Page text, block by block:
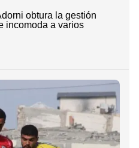
obtura la gestión
incomoda a varios